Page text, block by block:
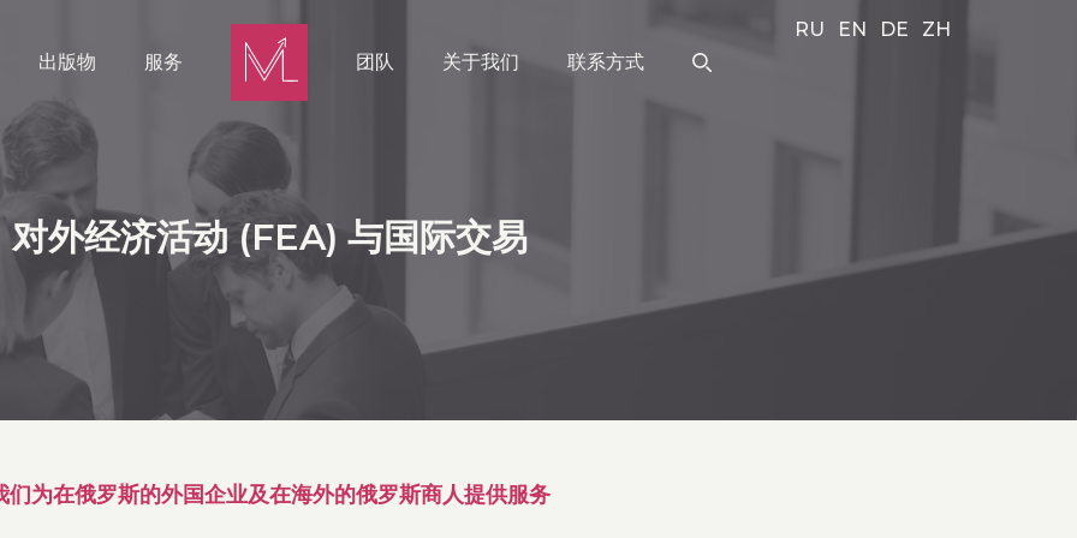
出版物 服务 团队 关于我们 联系方式
RU EN DE ZH
对外经济活动 (FEA) 与国际交易
们为在俄罗斯的外国企业及在海外的俄罗斯商人提供服务